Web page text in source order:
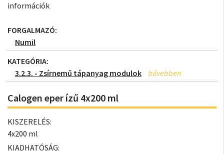
információk
FORGALMAZÓ:
Numil
KATEGÓRIA:
3.2.3. - Zsírnemű tápanyag modulok
Calogen eper ízű 4x200 ml
KISZERELÉS:
4x200 ml
KIADHATÓSÁG: